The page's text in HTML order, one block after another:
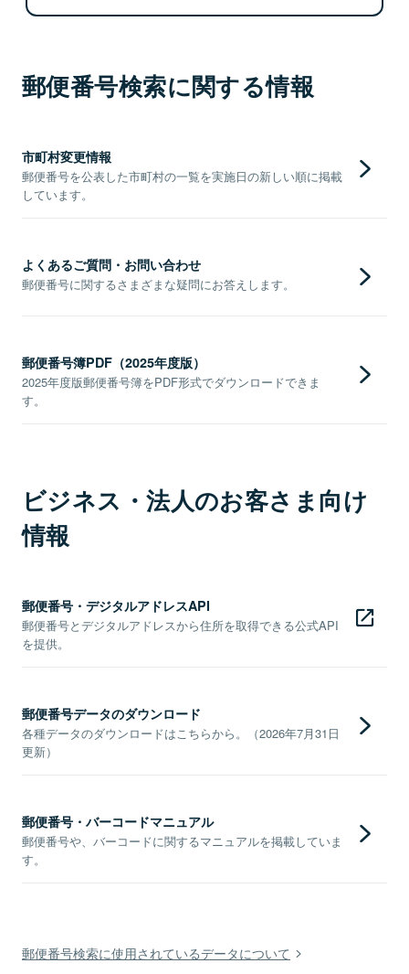
郵便番号検索に関する情報
市町村変更情報
郵便番号を公表した市町村の一覧を実施日の新しい順に掲載
しています。
よくあるご質問・お問い合わせ
郵便番号に関するさまざまな疑問にお答えします。
郵便番号簿PDF（2025年度版）
2025年度版郵便番号簿をPDF形式でダウンロードできま
す。
ビジネス・法人のお客さま向け
情報
郵便番号・デジタルアドレスAPI
郵便番号とデジタルアドレスから住所を取得できる公式API
を提供。
郵便番号データのダウンロード
各種データのダウンロードはこちらから。（2026年7月31日
更新）
郵便番号・バーコードマニュアル
郵便番号や、バーコードに関するマニュアルを掲載していま
す。
郵便番号検索に使用されているデータについて